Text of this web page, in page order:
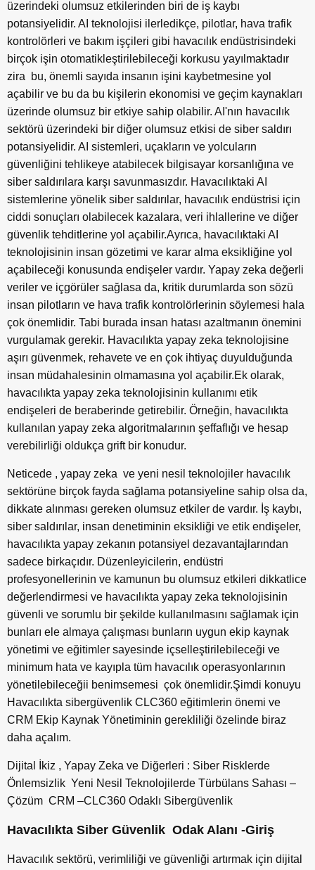
üzerindeki olumsuz etkilerinden biri de iş kaybı
potansiyelidir. AI teknolojisi ilerledikçe, pilotlar, hava trafik
kontrolörleri ve bakım işçileri gibi havacılık endüstrisindeki
birçok işin otomatikleştirilebileceği korkusu yayılmaktadır
zira bu, önemli sayıda insanın işini kaybetmesine yol
açabilir ve bu da bu kişilerin ekonomisi ve geçim kaynakları
üzerinde olumsuz bir etkiye sahip olabilir. AI'nın havacılık
sektörü üzerindeki bir diğer olumsuz etkisi de siber saldırı
potansiyelidir. AI sistemleri, uçakların ve yolcuların
güvenliğini tehlikeye atabilecek bilgisayar korsanlığına ve
siber saldırılara karşı savunmasızdır. Havacılıktaki AI
sistemlerine yönelik siber saldırılar, havacılık endüstrisi için
ciddi sonuçları olabilecek kazalara, veri ihlallerine ve diğer
güvenlik tehditlerine yol açabilir.Ayrıca, havacılıktaki AI
teknolojisinin insan gözetimi ve karar alma eksikliğine yol
açabileceği konusunda endişeler vardır. Yapay zeka değerli
veriler ve içgörüler sağlasa da, kritik durumlarda son sözü
insan pilotların ve hava trafik kontrolörlerinin söylemesi hala
çok önemlidir. Tabi burada insan hatası azaltmanın önemini
vurgulamak gerekir. Havacılıkta yapay zeka teknolojisine
aşırı güvenmek, rehavete ve en çok ihtiyaç duyulduğunda
insan müdahalesinin olmamasına yol açabilir.Ek olarak,
havacılıkta yapay zeka teknolojisinin kullanımı etik
endişeleri de beraberinde getirebilir. Örneğin, havacılıkta
kullanılan yapay zeka algoritmalarının şeffaflığı ve hesap
verebilirliği oldukça grift bir konudur.
Neticede , yapay zeka ve yeni nesil teknolojiler havacılık
sektörüne birçok fayda sağlama potansiyeline sahip olsa da,
dikkate alınması gereken olumsuz etkiler de vardır. İş kaybı,
siber saldırılar, insan denetiminin eksikliği ve etik endişeler,
havacılıkta yapay zekanın potansiyel dezavantajlarından
sadece birkaçıdır. Düzenleyicilerin, endüstri
profesyonellerinin ve kamunun bu olumsuz etkileri dikkatlice
değerlendirmesi ve havacılıkta yapay zeka teknolojisinin
güvenli ve sorumlu bir şekilde kullanılmasını sağlamak için
bunları ele almaya çalışması bunların uygun ekip kaynak
yönetimi ve eğitimler sayesinde içselleştirilebileceği ve
minimum hata ve kayıpla tüm havacılık operasyonlarının
yönetilebileceğii benimsemesi çok önemlidir.Şimdi konuyu
Havacılıkta sibergüvenlik CLC360 eğitimlerin önemi ve
CRM Ekip Kaynak Yönetiminin gerekliliği özelinde biraz
daha açalım.
Dijital İkiz , Yapay Zeka ve Diğerleri : Siber Risklerde
Önlemsizlik Yeni Nesil Teknolojilerde Türbülans Sahası –
Çözüm CRM –CLC360 Odaklı Sibergüvenlik
Havacılıkta Siber Güvenlik Odak Alanı -Giriş
Havacılık sektörü, verimliliği ve güvenliği artırmak için dijital